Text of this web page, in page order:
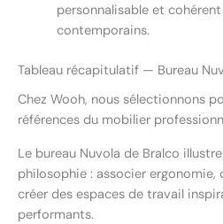
personnalisable et
contemporains.
Tableau récapitulatif — Bureau
Chez Wooh, nous sélectionnons
références du mobilier
Le bureau Nuvola de Bralco
philosophie : associer
créer des espaces de travail
performants.